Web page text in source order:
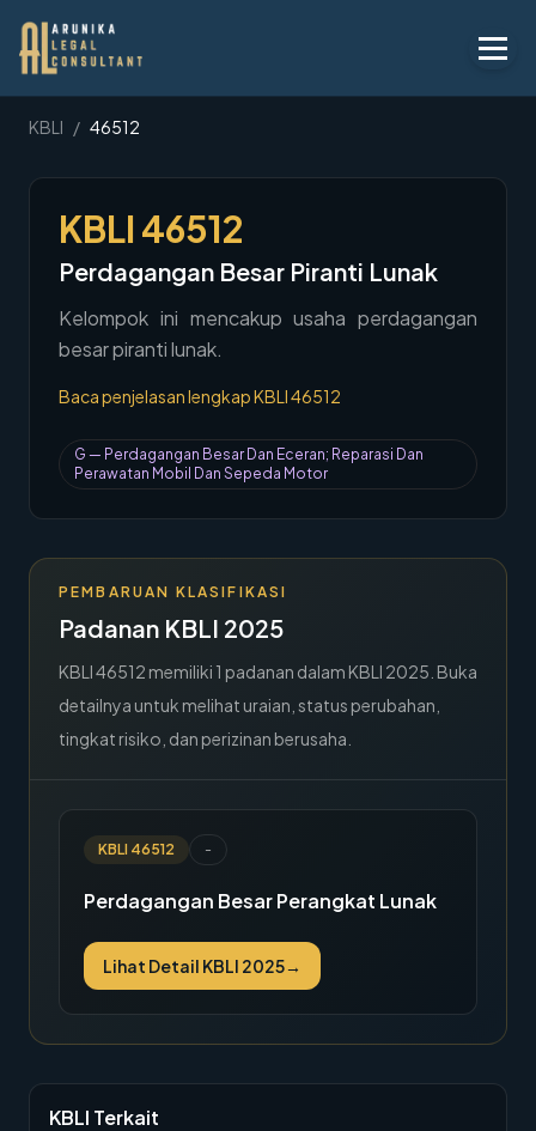
Layanan
Peraturan
KBLI
Tentang
Penawaran
Blog
Legal AI
Member Area
KBLI / 46512
KBLI 46512
Perdagangan Besar Piranti Lunak
Kelompok ini mencakup usaha perdagangan
besar piranti lunak.
Baca penjelasan lengkap KBLI46512
G — Perdagangan Besar Dan Eceran; Reparasi Dan
Perawatan Mobil Dan Sepeda Motor
PEMBARUAN KLASIFIKASI
Padanan KBLI 2025
KBLI46512 memiliki 1 padanan dalam KBLI 2025. Buka
detailnya untuk melihat uraian, status perubahan,
tingkat risiko, dan perizinan berusaha.
KBLI 46512 -
Perdagangan Besar Perangkat Lunak
Lihat Detail KBLI 2025→
KBLI Terkait